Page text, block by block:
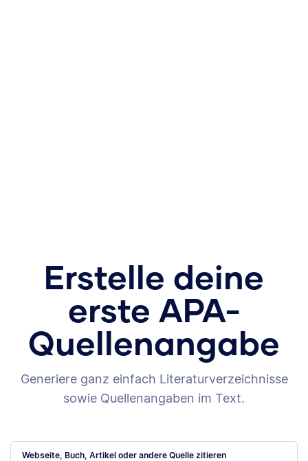
Erstelle deine
erste APA-
Quellenangabe
Generiere ganz einfach Literaturverzeichnisse
sowie Quellenangaben im Text.
Webseite, Buch, Artikel oder andere Quelle zitieren